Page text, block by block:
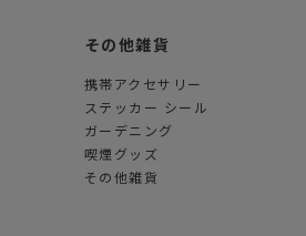
その他雑貨
携帯アクセサリー
ステッカー シール
ガーデニング
喫煙グッズ
その他雑貨